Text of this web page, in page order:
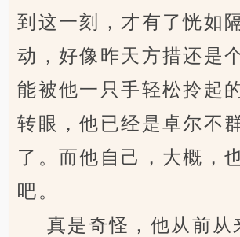
到这一刻，才有了恍如
动，好像昨天方措还是
能被他一只手轻松拎起
转眼，他已经是卓尔不
了。而他自己，大概
吧。
真是奇怪，他从前从